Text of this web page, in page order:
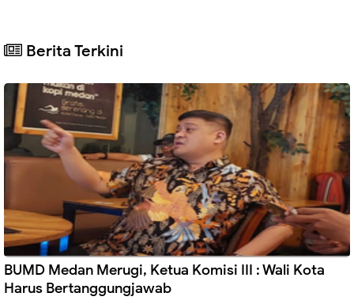
Berita Terkini
BUMD Medan Merugi, Ketua Komisi III : Wali Kota
Harus Bertanggungjawab